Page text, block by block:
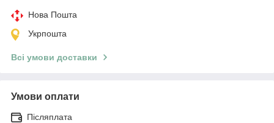
Нова Пошта
Укрпошта
Всі умови доставки
Умови оплати
Післяплата